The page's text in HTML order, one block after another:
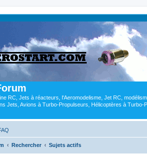
RC, Jets à réacteurs, l'Aeromodelisme, Jet RC,
Jets, Avions à Turbo-Propulseurs, Hélicoptères à Turbo-
Rechercher Sujets actifs